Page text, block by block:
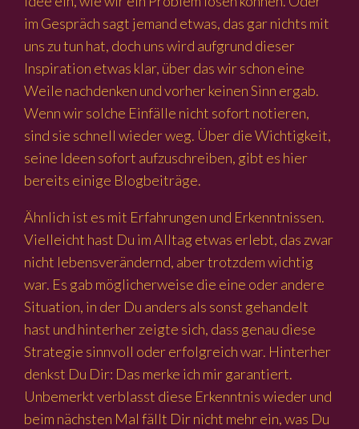
im Gespräch sagt jemand etwas, das gar nichts mit
uns zu tun hat, doch uns wird aufgrund dieser
Inspiration etwas klar, über das wir schon eine
Weile nachdenken und vorher keinen Sinn ergab.
Wenn wir solche Einfälle nicht sofort notieren,
sind sie schnell wieder weg. Über die Wichtigkeit,
seine Ideen sofort aufzuschreiben, gibt es hier
bereits einige Blogbeiträge.
Ähnlich ist es mit Erfahrungen und Erkenntnissen.
Vielleicht hast Du im Alltag etwas erlebt, das zwar
nicht lebensverändernd, aber trotzdem wichtig
war. Es gab möglicherweise die eine oder andere
Situation, in der Du anders als sonst gehandelt
hast und hinterher zeigte sich, dass genau diese
Strategie sinnvoll oder erfolgreich war. Hinterher
denkst Du Dir: Das merke ich mir garantiert.
Unbemerkt verblasst diese Erkenntnis wieder und
beim nächsten Mal fällt Dir nicht mehr ein, was Du